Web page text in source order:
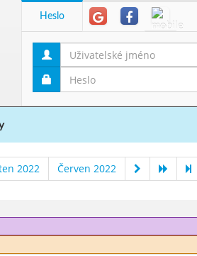
Heslo
2022 Červen 2022